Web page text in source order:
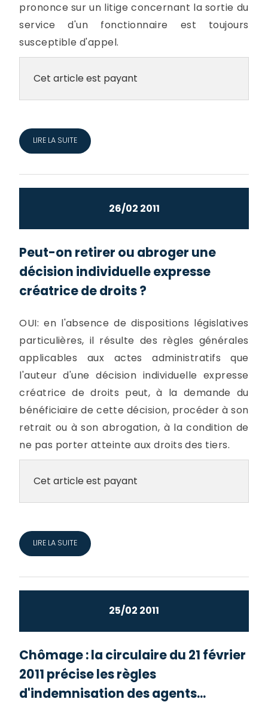
prononce sur un litige concernant la sortie du
service d'un fonctionnaire est toujours
susceptible d'appel.
Cet article est payant
LIRE LA SUITE
26/02 2011
Peut-on retirer ou abroger une
décision individuelle expresse
créatrice de droits ?
OUI: en l'absence de dispositions législatives
particulières, il résulte des règles générales
applicables aux actes administratifs que
l'auteur d'une décision individuelle expresse
créatrice de droits peut, à la demande du
bénéficiaire de cette décision, procéder à son
retrait ou à son abrogation, à la condition de
ne pas porter atteinte aux droits des tiers.
Cet article est payant
LIRE LA SUITE
25/02 2011
Chômage : la circulaire du 21 février
2011 précise les règles
d'indemnisation des agents...